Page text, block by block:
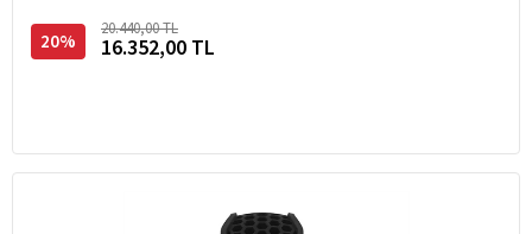
20%
20.440,00 TL
16.352,00 TL